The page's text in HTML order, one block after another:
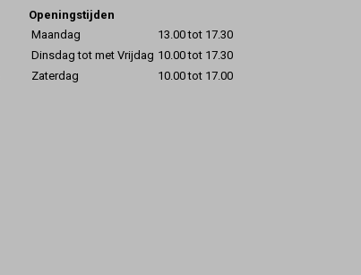
Openingstijden
Maandag
13.00 tot 17.30
Dinsdag tot met Vrijdag 10.00 tot 17.30
Zaterdag
10.00 tot 17.00